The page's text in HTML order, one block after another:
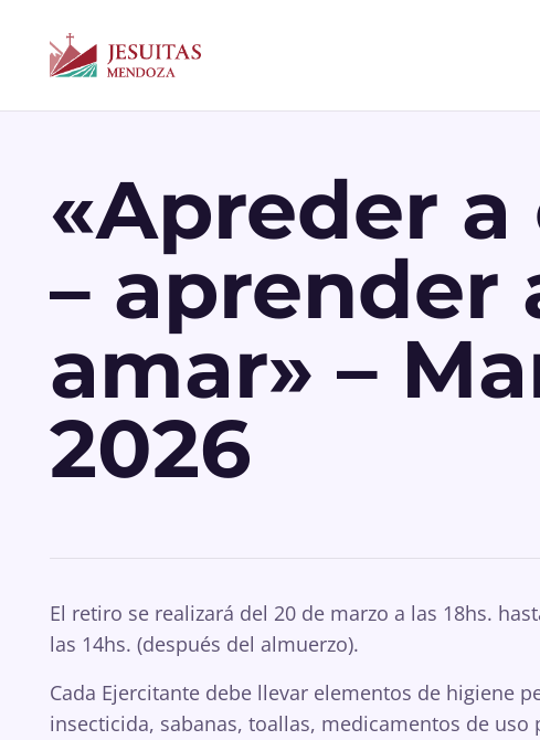
«Apreder a
– aprender
amar» –
2026
El retiro se realizará del 20 de marzo a las 18hs.
las 14hs. (después del almuerzo).
Cada Ejercitante debe llevar elementos de higiene
insecticida, sabanas, toallas, medicamentos de uso